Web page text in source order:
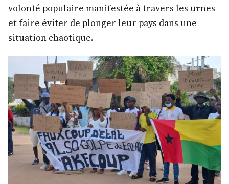
volonté populaire manifestée à travers les urnes
et faire éviter de plonger leur pays dans une
situation chaotique.